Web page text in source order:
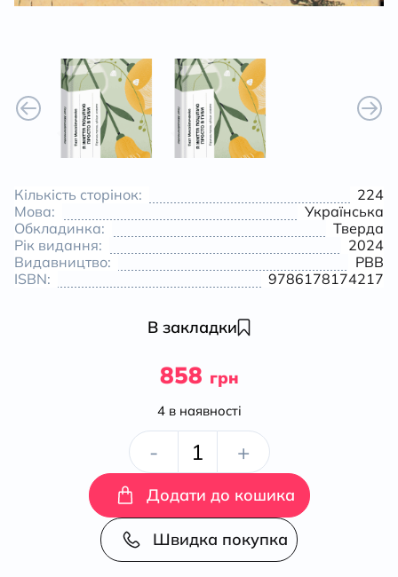
Кількість сторінок:
224
Мова:
Українська
Обкладинка:
Тверда
Рік видання:
2024
Видавництво:
РВВ
ISBN:
9786178174217
В закладки
858 грн
4 в наявності
-
Україна
та
сусідні
+
Додати до кошика
Швидка покупка